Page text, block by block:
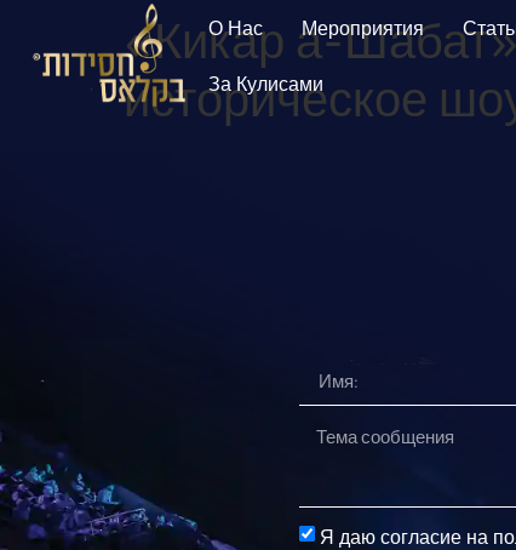
О Нас Мероприятия
За Кулисами
«Кикар а-
историческое
Я даю согласие на